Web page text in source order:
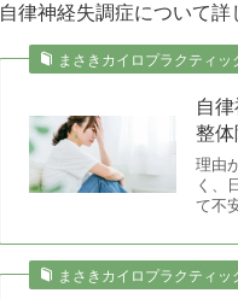
自律神経失調症について詳
まさきカイロプラクティッ
自
整
理由
く、
て不
まさきカイロプラクティッ